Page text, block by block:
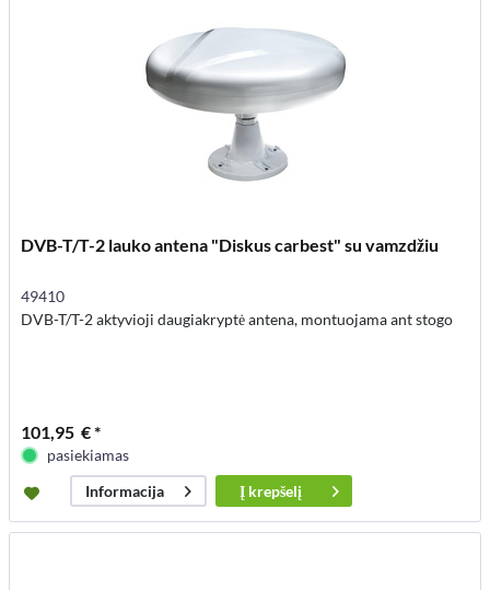
DVB-T/T-2 lauko antena "Diskus carbest" su vamzdžiu
49410
DVB-T/T-2 aktyvioji daugiakryptė antena, montuojama ant stogo
101,95 € *
pasiekiamas
Informacija
Į krepšelį